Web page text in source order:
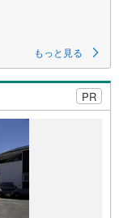
もっと見る
PR